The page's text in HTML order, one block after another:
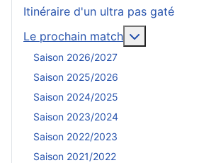
Itinéraire d'un ultra pas gaté
Le prochain match
Saison 2026/2027
Saison 2025/2026
Saison 2024/2025
Saison 2023/2024
Saison 2022/2023
Saison 2021/2022